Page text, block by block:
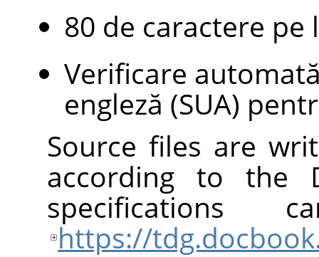
80 de caractere pe
Verificare
engleză (SUA)
Source files are
according to the
https://